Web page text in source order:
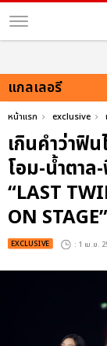
แกลเลอรี
หน้าแรก exclusive
เกินคำว่าฟิ
โอม-น้ำตา
“LAST
ON STAGE”
EXCLUSIVE : 1 เม.ย.